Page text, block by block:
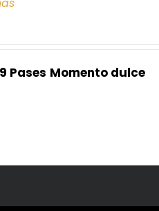
9 Pases Momento dulce